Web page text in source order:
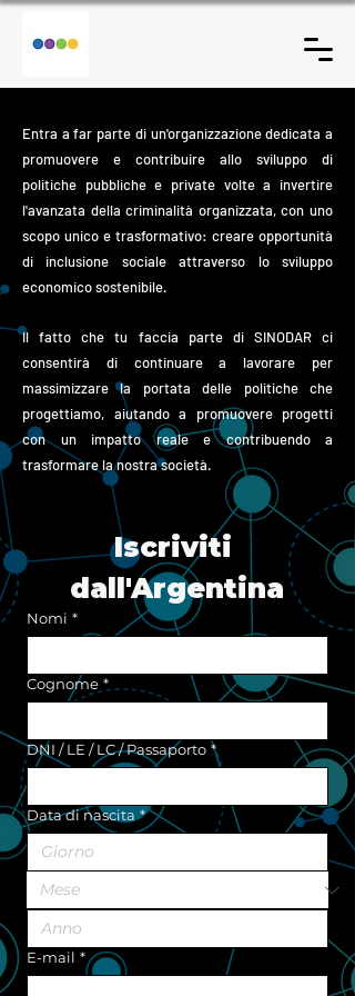
Entra a far parte di un'organizzazione dedicata a
promuovere e contribuire allo sviluppo di
politiche pubbliche e private volte a invertire
l'avanzata della criminalità organizzata, con uno
scopo unico e trasformativo: creare opportunità
di inclusione sociale attraverso lo sviluppo
economico sostenibile.
Il fatto che tu faccia parte di SINODAR ci
consentirà di continuare a lavorare per
massimizzare la portata delle politiche che
progettiamo, aiutando a promuovere progetti
con un impatto reale e contribuendo a
trasformare la nostra società.
Iscriviti
dall'Argentina
Nomi *
Cognome *
DNI / LE / LC / Passaporto *
Data di nascita *
E-mail *